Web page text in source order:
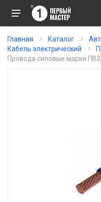
Главная Каталог
Кабель электрический
Провода силовые марки ПВ3